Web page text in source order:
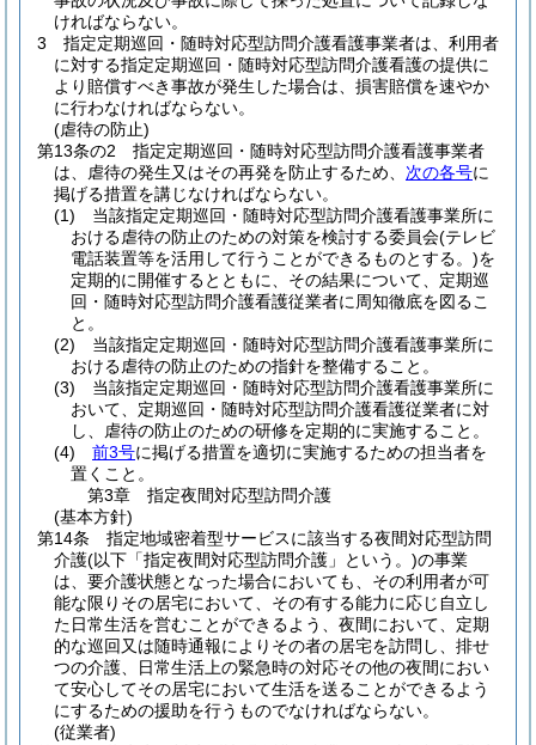
ければならない。
3
指定定期巡回・随時対応型訪問介護看護事業者は、利用者
に対する指定定期巡回・随時対応型訪問介護看護の提供に
より賠償すべき事故が発生した場合は、損害賠償を速やか
に行わなければならない。
(虐待の防止)
第13条の2
指定定期巡回・随時対応型訪問介護看護事業者
は、虐待の発生又はその再発を防止するため、 次の各号に
掲げる措置を講じなければならない。
(1)
当該指定定期巡回・随時対応型訪問介護看護事業所に
おける虐待の防止のための対策を検討する委員会(テレビ
電話装置等を活用して行うことができるものとする。)を
定期的に開催するとともに、その結果について、定期巡
回・随時対応型訪問介護看護従業者に周知徹底を図るこ
と。
(2)
当該指定定期巡回・随時対応型訪問介護看護事業所に
おける虐待の防止のための指針を整備すること。
(3)
当該指定定期巡回・随時対応型訪問介護看護事業所に
おいて、定期巡回・随時対応型訪問介護看護従業者に対
し、虐待の防止のための研修を定期的に実施すること。
(4)
前3号に掲げる措置を適切に実施するための担当者を
置くこと。
第3章
指定夜間対応型訪問介護
(基本方針)
第14条
指定地域密着型サービスに該当する夜間対応型訪問
介護(以下「指定夜間対応型訪問介護」という。)の事業
は、要介護状態となった場合においても、その利用者が可
能な限りその居宅において、その有する能力に応じ自立し
た日常生活を営むことができるよう、夜間において、定期
的な巡回又は随時通報によりその者の居宅を訪問し、排せ
つの介護、日常生活上の緊急時の対応その他の夜間におい
て安心してその居宅において生活を送ることができるよう
にするための援助を行うものでなければならない。
(従業者)